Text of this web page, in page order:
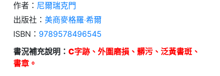
作者： 尼爾瑞克門
出版社： 美商麥格羅‧希爾
ISBN： 9789578496545
書況補充說明： C字跡、外圍磨損、髒污、泛黃書斑、
書章。